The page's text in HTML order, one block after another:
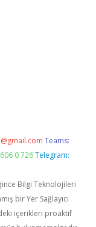
Teams:
0 726 Telegram:
Bilgi Teknolojileri
bir Yer Sağlayıcı
içerikleri proaktif